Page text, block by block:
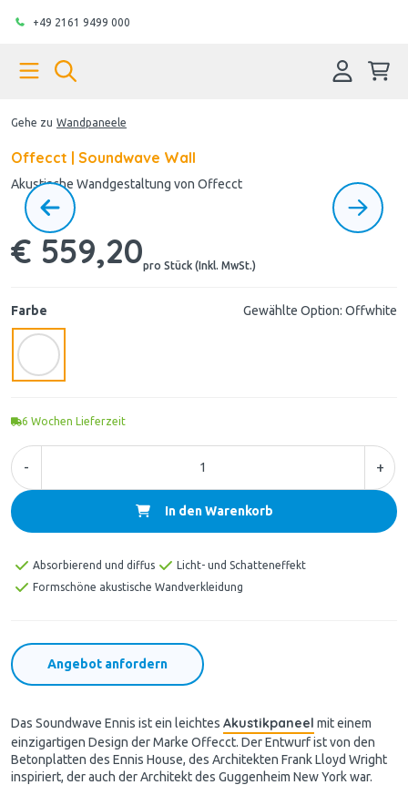
+49 2161 9499 000
Gehe zu Wandpaneele
Offecct | Soundwave Wall
Akustische Wandgestaltung von Offecct
€ 559,20pro Stück (Inkl. MwSt.)
Farbe Gewählte Option: Offwhite
6 Wochen Lieferzeit
- +
In den Warenkorb
Absorbierend und diffus
Licht- und Schatteneffekt
Formschöne akustische Wandverkleidung
Angebot anfordern
Das Soundwave Ennis ist ein leichtes Akustikpaneel mit einem
einzigartigen Design der Marke Offecct. Der Entwurf ist von den
Betonplatten des Ennis House, des Architekten Frank Lloyd Wright
inspiriert, der auch der Architekt des Guggenheim New York war.